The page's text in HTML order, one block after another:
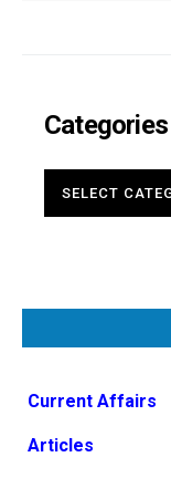
Categories
Current Affairs
Articles